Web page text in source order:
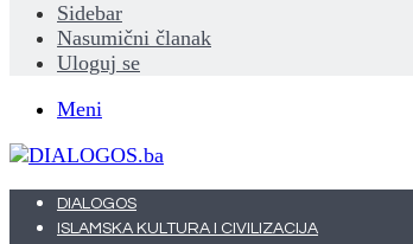
Sidebar
Nasumični članak
Uloguj se
Meni
DIALOGOS
ISLAMSKA KULTURA I CIVILIZACIJA